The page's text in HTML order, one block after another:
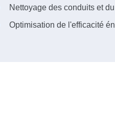
Nettoyage des conduits et
Optimisation de l'efficacité